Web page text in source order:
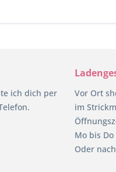
ich dich per
Vor Ort
im
Mo bis
Oder